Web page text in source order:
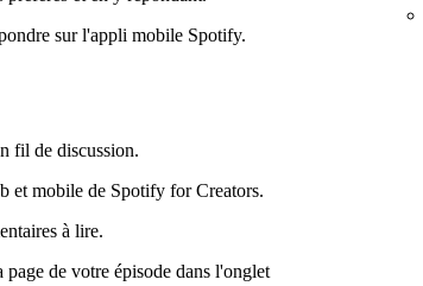
sur l'appli mobile Spotify.
fil de discussion.
et mobile de Spotify for Creators.
à lire.
de votre épisode dans l'onglet